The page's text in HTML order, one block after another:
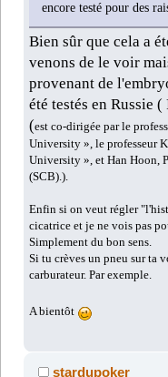
encore testé pour des
Bien sûr que cela a
venons de le voir
provenant de
été testés en Russie
(est co-dirigée par le
University », le professeur
University », et Han Hoon,
(SCB).).
Enfin si on veut régler
cicatrice et je ne vois pas
Simplement du bon sens.
Si tu crèves un pneu sur ta
carburateur. Par exemple.
A bientôt
stardupoker